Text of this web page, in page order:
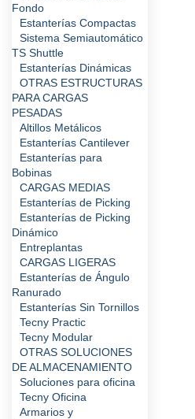
Fondo
Estanterías Compactas
Sistema Semiautomático
TS Shuttle
Estanterías Dinámicas
OTRAS ESTRUCTURAS
PARA CARGAS
PESADAS
Altillos Metálicos
Estanterías Cantilever
Estanterías para
Bobinas
CARGAS MEDIAS
Estanterías de Picking
Estanterías de Picking
Dinámico
Entreplantas
CARGAS LIGERAS
Estanterías de Ángulo
Ranurado
Estanterías Sin Tornillos
Tecny Practic
Tecny Modular
OTRAS SOLUCIONES
DE ALMACENAMIENTO
Soluciones para oficina
Tecny Oficina
Armarios y